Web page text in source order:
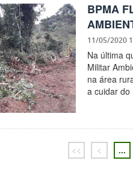
BPMA
11/05/2020
Na última
Militar
na área
a cuidar
<< < ...